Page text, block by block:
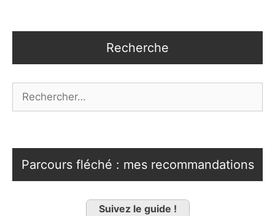
Recherche
Parcours fléché : mes recommandations
Suivez le guide !